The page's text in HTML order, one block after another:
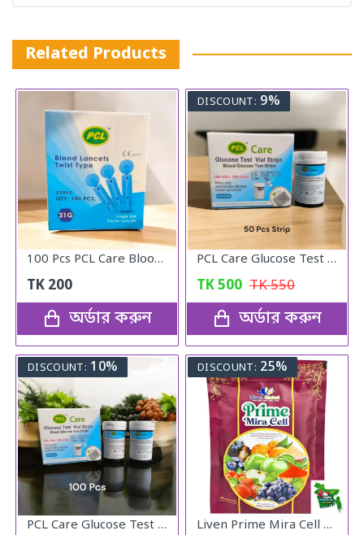
Related Products
100 Pcs PCL Care Blood Lancet Needle
TK 200
অর্ডার করুন
DISCOUNT: 9%
PCL Care Glucose Test Vial Strips 50pcs
TK500 TK550
অর্ডার করুন
DISCOUNT: 10%
PCL Care Glucose Test Vial Strips 100pcs.
DISCOUNT: 25%
Liven Prime Mira Cell Triple Stem Cell Botanical Beverage - Apple, Grape & Strawberry Stem Cells with Vitamin C (15 Sachets)